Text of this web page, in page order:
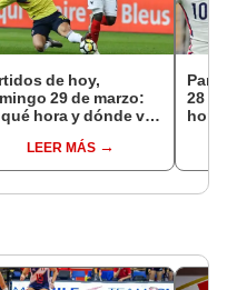
de hoy,
29 de marzo:
hora y dónde ver
LEER MÁS
28
hora